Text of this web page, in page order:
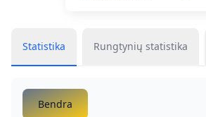
Statistika Rungtynių statistika
Bendra